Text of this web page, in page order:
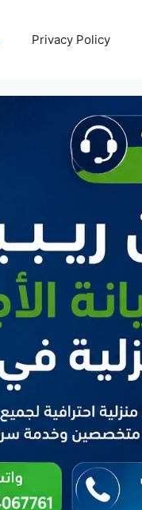
Privacy Policy